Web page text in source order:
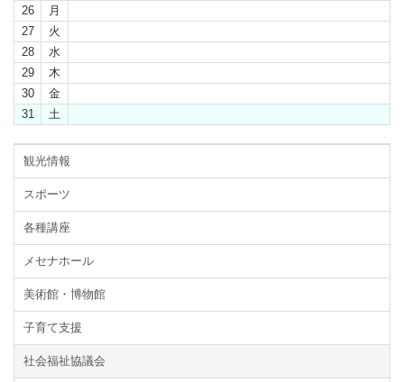
26
月
27
火
28
水
29
木
30
金
31
土
観光情報
スポーツ
各種講座
メセナホール
美術館・博物館
子育て支援
社会福祉協議会